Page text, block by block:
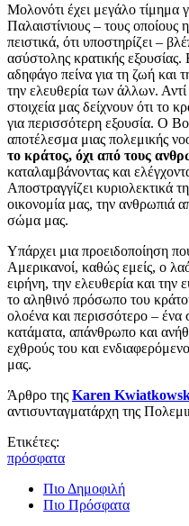
Μολονότι έχει μεγάλο τίμημα
Παλαιστίνιους – τους οποίους
πειστικά, ότι υποστηρίζει –
ασύστολης κρατικής
αδηφάγο πείνα για τη ζωή και
την ελευθερία των άλλων.
στοιχεία μας δείχνουν ότι το
για περισσότερη εξουσία. Ο
αποτέλεσμα μιας πολεμικής
το κράτος, όχι από τους
καταλαμβάνοντας και
Αποστραγγίζει κυριολεκτικά
οικονομία μας, την ανθρωπιά
σώμα μας.
Υπάρχει μια προειδοποίηση
Αμερικανοί, καθώς εμείς, ο
ειρήνη, την ελευθερία και την
το αληθινό πρόσωπο του
ολοένα και περισσότερο – ένα
κατάματα, απάνθρωπο και
εχθρούς του και
μας.
Άρθρο της Karen
αντισυνταγματάρχη της
Ετικέτες:
πρόσφατα
Πιο Δημοφιλή
Πιο Πρόσφατα